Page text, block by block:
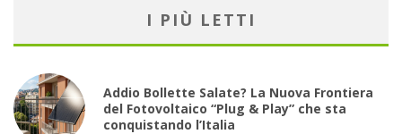
I PIÙ LETTI
Addio Bollette Salate? La Nuova Frontiera
del Fotovoltaico “Plug & Play” che sta
conquistando l’Italia